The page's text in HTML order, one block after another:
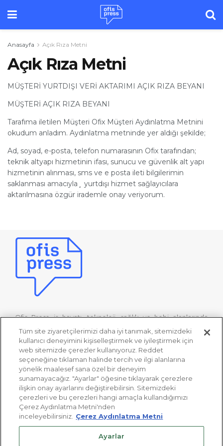
Anasayfa Açık Rıza Metni
Açık Rıza Metni
MÜŞTERİ YURTDIŞI VERİ AKTARIMI AÇIK RIZA BEYANI
MÜŞTERİ AÇIK RIZA BEYANI
Tarafıma iletilen Müşteri Ofix Müşteri Aydınlatma Metnini
okudum anladım. Aydınlatma metninde yer aldığı şekilde;
Ad, soyad, e-posta, telefon numarasının Ofix tarafından;
teknik altyapı hizmetinin ifası, sunucu ve güvenlik alt yapı
hizmetinin alınması, sms ve e posta ileti bilgilerimin
saklanması amacıyla¸ yurtdışı hizmet sağlayıcılara
aktarılmasına özgür irademle onay veriyorum.
Ofis Press, iş hayatı, teknoloji, sağlık ve hobi alanlarında
online bilgi, kültür ve eğlence platformudur. Ofis Press’in
uzman editörleri tarafından hazırlanan özgün içerikleriyle bu
alanlarda pek çok bilgi sahibi olabilir, keyifli zaman
geçirebilirsiniz.
Kişisel Verilerin Korunması
Aydınlatma Metni
Site Kullanım Koşulları
Tüm site ziyaretçilerimizi daha iyi tanımak, sitemizdeki
kullanıcı deneyimini kişiselleştirmek ve iyileştirmek için
web sitemizde çerezler kullanıyoruz. Reddet
seçeneğine tıklaman halinde tercih ve ilgi alanlarına
yönelik maalesef sana özel bir deneyim
sunamayacağız. "Ayarlar" öğesine tıklayarak çerezlere
ilişkin onay ayarlarını değiştirebilirsin. Sitemizdeki
çerezleri ve bu çerezleri hangi amaçla kullandığımızı
Çerez Aydınlatma Metni'nden
inceleyebilirsiniz. Çerez Aydınlatma Metni
Ayarlar